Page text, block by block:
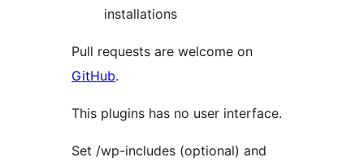
installations
Pull requests are welcome on
GitHub.
This plugins has no user interface.
Set /wp-includes (optional) and